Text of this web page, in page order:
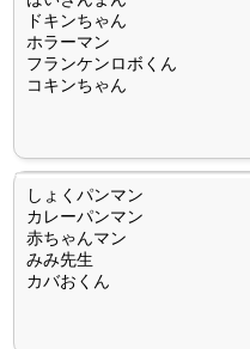
ドキンちゃん
ホラーマン
フランケンロボくん
コキンちゃん
しょくパンマン
カレーパンマン
赤ちゃんマン
みみ先生
カバおくん